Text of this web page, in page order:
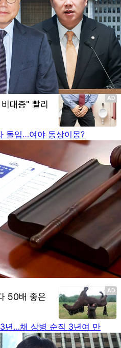
돌입…여야 동상이몽?
년…채 상병 순직 3년여 만